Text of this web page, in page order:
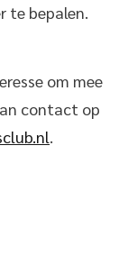
te bepalen.
om mee
contact op
.